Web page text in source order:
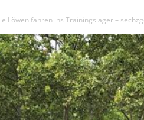
Löwen fahren ins Trainingslager –